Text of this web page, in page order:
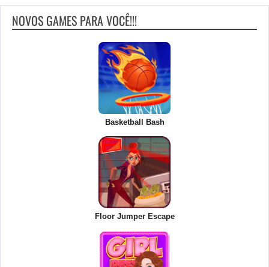
NOVOS GAMES PARA VOCÊ!!!
Basketball Bash
Floor Jumper Escape